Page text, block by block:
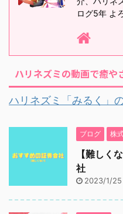
ログ5年 よ
ハリネズミの動画で癒や
ハリネズミ「みるく」
ブログ 株
【難しく
社
2023/1/25